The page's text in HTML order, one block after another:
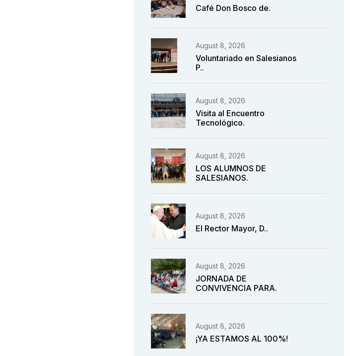
Café Don Bosco de.
August 8, 2026
Voluntariado en Salesianos
P..
August 8, 2026
Visita al Encuentro
Tecnológico.
August 8, 2026
LOS ALUMNOS DE
SALESIANOS.
August 8, 2026
El Rector Mayor, D..
August 8, 2026
JORNADA DE
CONVIVENCIA PARA.
August 8, 2026
¡YA ESTAMOS AL 100%!